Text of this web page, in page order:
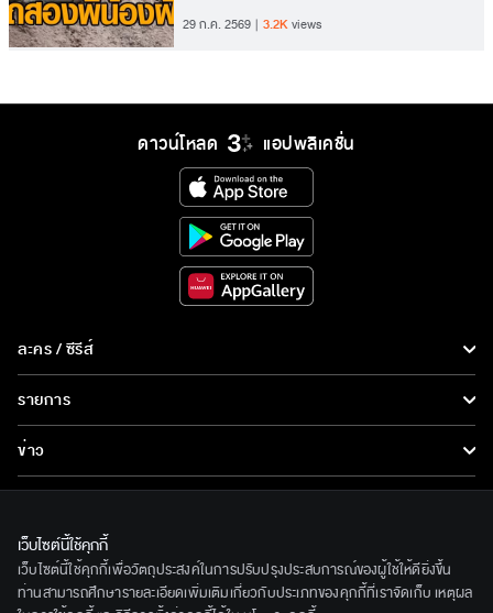
29 ก.ค. 2569 3.2Kviews
ดาวน์โหลด แอปพลิเคชั่น
ละคร / ซีรีส์
ละคร/ซีรีส์
ซีรีส์นานาชาติ
การ์ตูน & เกม
รายการ
รายการทั้งหมด
ข่าว
ข่าวทั้งหมด
ข่าวประชาสัมพันธ์
ทีวีออนไลน์
เกี่ยวกับเรา
BEC World
ติดตามเราได้ที่
เว็บไซต์นี้ใช้คุกกี้
เว็บไซต์นี้ใช้คุกกี้เพื่อวัตถุประสงค์ในการปรับปรุงประสบการณ์ของผู้ใช้ให้ดียิ่งขึ้น
ท่านสามารถศึกษารายละเอียดเพิ่มเติมเกี่ยวกับประเภทของคุกกี้ที่เราจัดเก็บ เหตุผล